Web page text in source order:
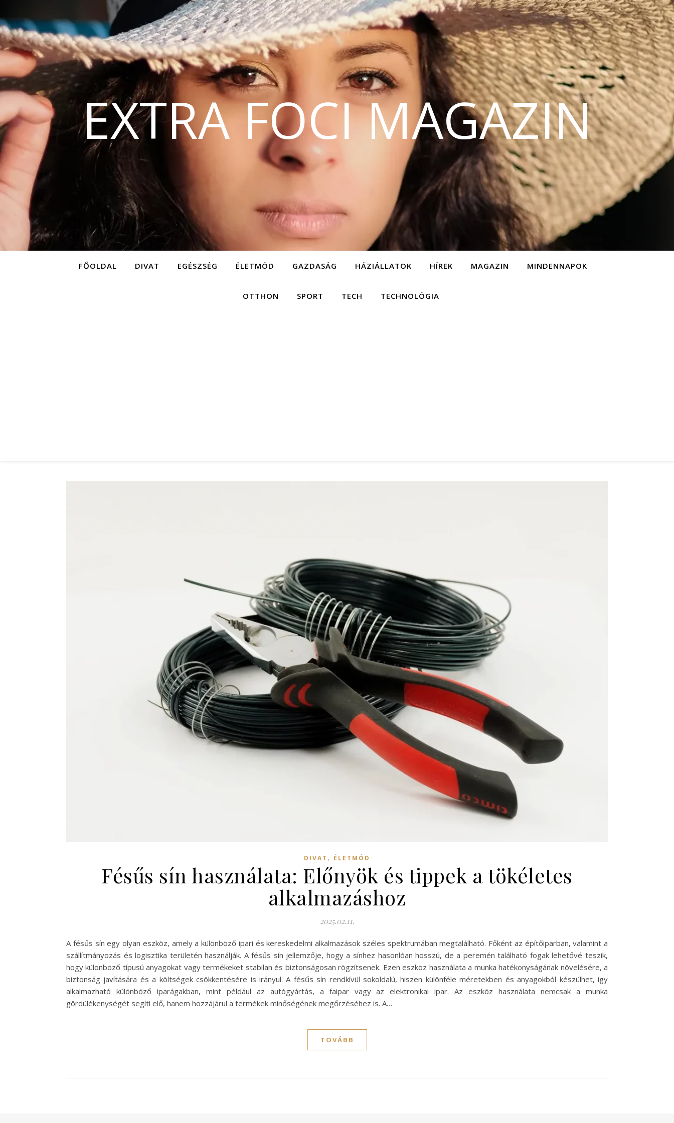
EXTRA FOCI MAGAZIN
FŐOLDAL DIVAT EGÉSZSÉG ÉLETMÓD GAZDASÁG HÁZIÁLLATOK HÍREK MAGAZIN MINDENNAPOK
OTTHON SPORT TECH TECHNOLÓGIA
DIVAT , ÉLETMÓD
Fésűs sín használata: Előnyök és tippek a tökéletes
alkalmazáshoz
2025.02.11.
A fésűs sín egy olyan eszköz, amely a különböző ipari és kereskedelmi alkalmazások széles spektrumában megtalálható. Főként az építőiparban, valamint a
szállítmányozás és logisztika területén használják. A fésűs sín jellemzője, hogy a sínhez hasonlóan hosszú, de a peremén található fogak lehetővé teszik,
hogy különböző típusú anyagokat vagy termékeket stabilan és biztonságosan rögzítsenek. Ezen eszköz használata a munka hatékonyságának növelésére, a
biztonság javítására és a költségek csökkentésére is irányul. A fésűs sín rendkívül sokoldalú, hiszen különféle méretekben és anyagokból készülhet, így
alkalmazható különböző iparágakban, mint például az autógyártás, a faipar vagy az elektronikai ipar. Az eszköz használata nemcsak a munka
gördülékenységét segíti elő, hanem hozzájárul a termékek minőségének megőrzéséhez is. A…
TOVÁBB